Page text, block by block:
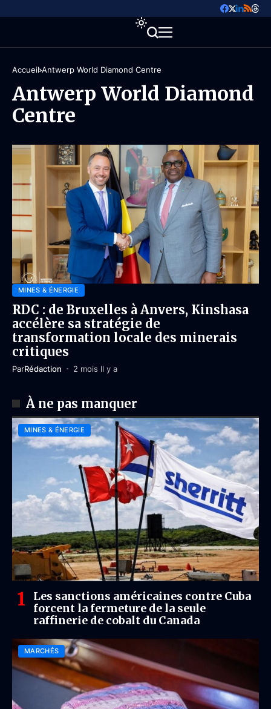
Accueil Antwerp World Diamond Centre
Antwerp World Diamond
Centre
MINES & ÉNERGIE
RDC : de Bruxelles à Anvers, Kinshasa
accélère sa stratégie de
transformation locale des minerais
critiques
ParRédaction 2 mois Il y a
À ne pas manquer
MINES & ÉNERGIE
Les sanctions américaines contre Cuba
forcent la fermeture de la seule
raffinerie de cobalt du Canada
MARCHÉS